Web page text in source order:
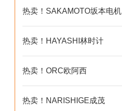
热卖！SAKAMOTO坂本电机
热卖！HAYASHI林时计
热卖！ORC欧阿西
热卖！NARISHIGE成茂